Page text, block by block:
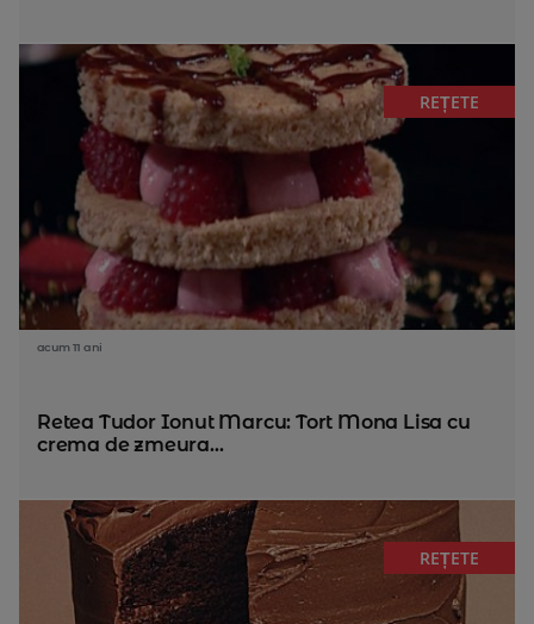
REȚETE
acum 11 ani
Retea Tudor Ionut Marcu: Tort Mona Lisa cu
crema de zmeura...
REȚETE